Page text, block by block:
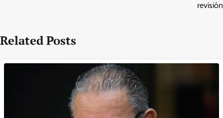
revisión
Related Posts